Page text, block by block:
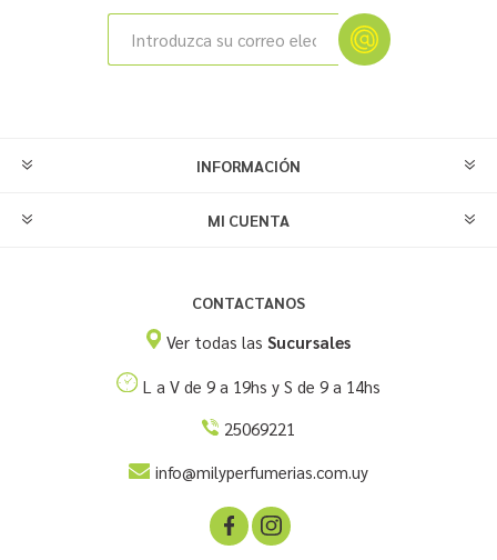
INFORMACIÓN
MI CUENTA
CONTACTANOS
Ver todas las Sucursales
L a V de 9 a 19hs y S de 9 a 14hs
25069221
info@milyperfumerias.com.uy